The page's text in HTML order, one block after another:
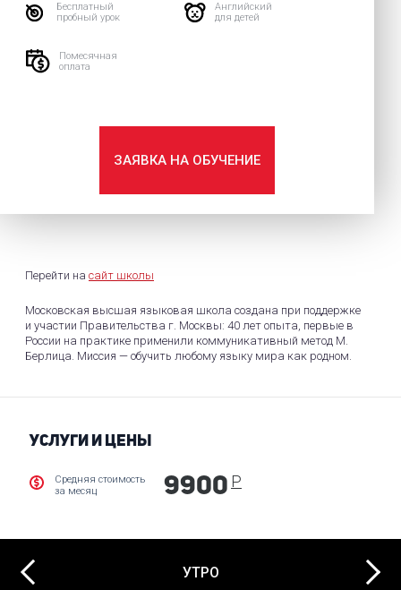
Бесплатный
пробный урок
Английский
для детей
Помесячная
оплата
ЗАЯВКА НА ОБУЧЕНИЕ
Перейти на сайт школы
Московская высшая языковая школа создана при поддержке
и участии Правительства г. Москвы: 40 лет опыта, первые в
России на практике применили коммуникативный метод М.
Берлица. Миссия — обучить любому языку мира как родном.
УСЛУГИ И ЦЕНЫ
Средняя стоимость
за месяц
9900 Р
УТРО Next